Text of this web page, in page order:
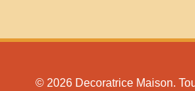
© 2026 Decoratrice Maison.